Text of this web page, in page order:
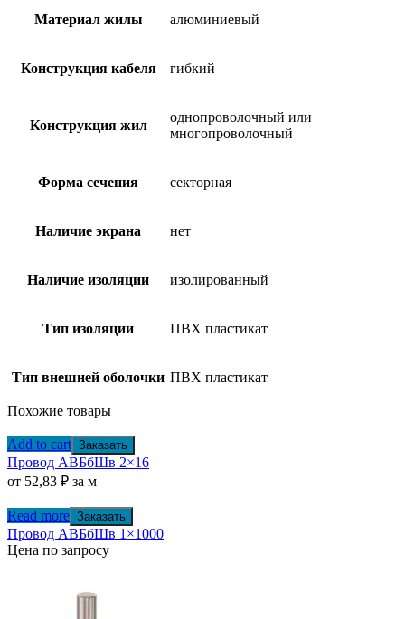
Материал жилы алюминиевый
Конструкция кабеля гибкий
Конструкция жил
однопроволочный или
многопроволочный
Форма сечения секторная
Наличие экрана нет
Наличие изоляции изолированный
Тип изоляции ПВХ пластикат
Тип внешней оболочки ПВХ пластикат
Похожие товары
Add to cart Заказать
Провод АВБбШв 2×16
от 52,83 ₽ за м
Read more Заказать
Провод АВБбШв 1×1000
Цена по запросу